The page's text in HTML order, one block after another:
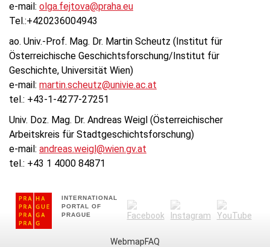
e-mail: olga.fejtova@praha.eu
Tel.:+420236004943
ao. Univ.-Prof. Mag. Dr. Martin Scheutz (Institut für
Österreichische Geschichtsforschung/Institut für
Geschichte, Universität Wien)
e-mail: martin.scheutz@univie.ac.at
tel.: +43-1-4277-27251
Univ. Doz. Mag. Dr. Andreas Weigl (Österreichischer
Arbeitskreis für Stadtgeschichtsforschung)
e-mail: andreas.weigl@wien.gv.at
tel.: +43 1 4000 84871
INTERNATIONAL
PORTAL OF
PRAGUE
WebmapFAQ